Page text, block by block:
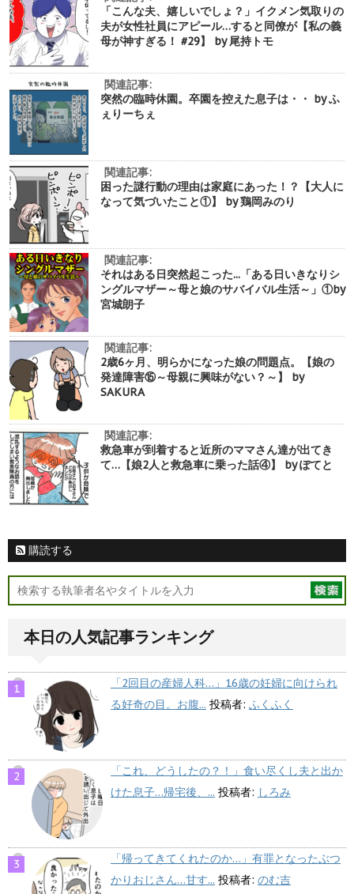
「こんな夫、嬉しいでしょ？」イクメン気取りの
夫が女性社員にアピール…すると同僚が【私の義
母が神すぎる！ #29】 by 尾持トモ
関連記事:
突然の臨時休園。卒園を控えた息子は・・ by ふ
ぇりーちぇ
関連記事:
困った謎行動の理由は家庭にあった！？【大人に
なって気づいたこと①】 by 鶏岡みのり
関連記事:
それはある日突然起こった...「ある日いきなりシ
ングルマザー～母と娘のサバイバル生活～」①by
宮城朗子
関連記事:
2歳6ヶ月、明らかになった娘の問題点。【娘の
発達障害⑮～母親に興味がない？～】 by
SAKURA
関連記事:
救急車が到着すると近所のママさん達が出てき
て…【娘2人と救急車に乗った話④】 by ぽてと
購読する
本日の人気記事ランキング
「2回目の産婦人科…」16歳の妊婦に向けられ
る好奇の目。お腹... 投稿者: ふくふく
「これ、どうしたの？！」食い尽くし夫と出か
けた息子…帰宅後、... 投稿者: しろみ
「帰ってきてくれたのか…」有罪となったぶつ
かりおじさん…甘す... 投稿者: のむ吉